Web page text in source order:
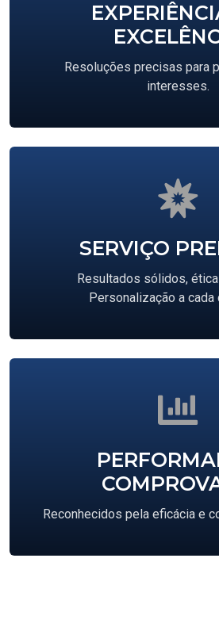
Resoluções precisas para
interesses.
SERVIÇO
Resultados sólidos,
Personalização a cada
Reconhecidos pela eficácia e